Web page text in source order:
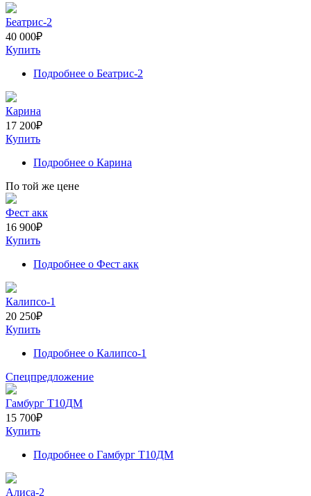
Беатрис-2
40 000₽
Купить
Подробнее о Беатрис-2
Карина
17 200₽
Купить
Подробнее о Карина
По той же цене
Фест акк
16 900₽
Купить
Подробнее о Фест акк
Калипсо-1
20 250₽
Купить
Подробнее о Калипсо-1
Спецпредложение
Гамбург Т10ДМ
15 700₽
Купить
Подробнее о Гамбург Т10ДМ
Алиса-2